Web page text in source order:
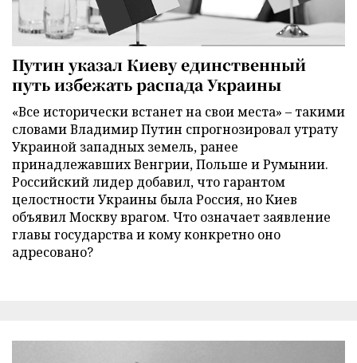
Путин указал Киеву единственный
путь избежать распада Украины
«Все исторически встанет на свои места» – такими
словами Владимир Путин спрогнозировал утрату
Украиной западных земель, ранее
принадлежавших Венгрии, Польше и Румынии.
Российский лидер добавил, что гарантом
целостности Украины была Россия, но Киев
объявил Москву врагом. Что означает заявление
главы государства и кому конкретно оно
адресовано?